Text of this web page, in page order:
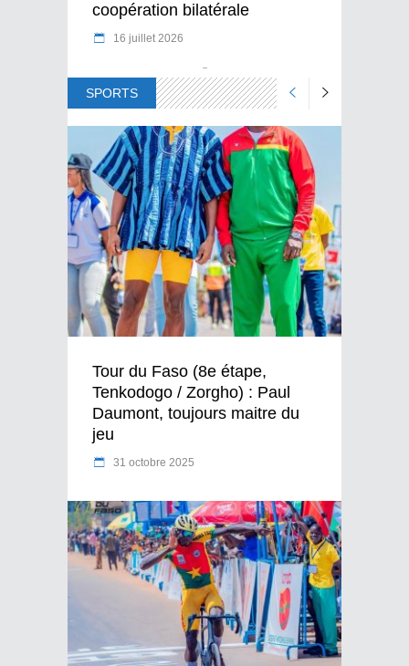
coopération bilatérale
16 juillet 2026
SPORTS
Tour du Faso (8e étape,
Tenkodogo / Zorgho) : Paul
Daumont, toujours maitre du
jeu
31 octobre 2025